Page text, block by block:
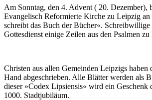
Am Sonntag, den 4. Advent ( 20. Dezember),
Evangelisch Reformierte Kirche zu Leipzig
schreibt das Buch der Bücher«. Schreibwillige
Gottesdienst einige Zeilen aus den Psalmen zu
Christen aus allen Gemeinden Leipzigs haben
Hand abgeschrieben. Alle Blätter werden als
dieser »Codex Lipsiensis« wird ein Geschenk
1000. Stadtjubiläum.